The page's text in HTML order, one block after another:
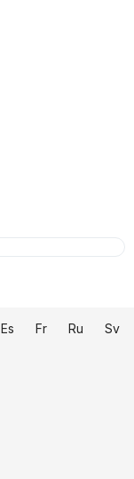
Es Fr Ru Sv